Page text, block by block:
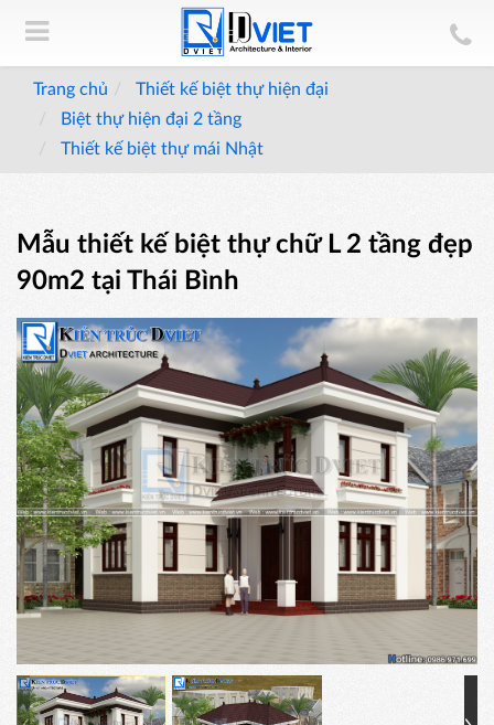
Trang chủ
Thiết kế biệt thự hiện đại
Biệt thự hiện đại 2 tầng
Thiết kế biệt thự mái Nhật
Mẫu thiết kế biệt thự chữ L 2 tầng đẹp
90m2 tại Thái Bình